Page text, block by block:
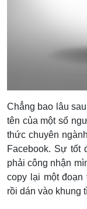
Chẳng bao lâu
tên của một số
thức chuyên
Facebook. Sự tốt
phải công nhận
copy lại một đoạn
rồi dán vào khung